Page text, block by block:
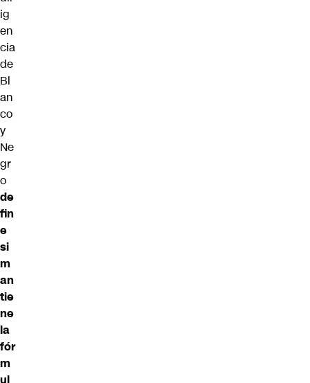
ig
en
cia
de
Bl
an
co
y
Ne
gr
o
de
fin
e
si
m
an
tie
ne
la
fór
m
ul